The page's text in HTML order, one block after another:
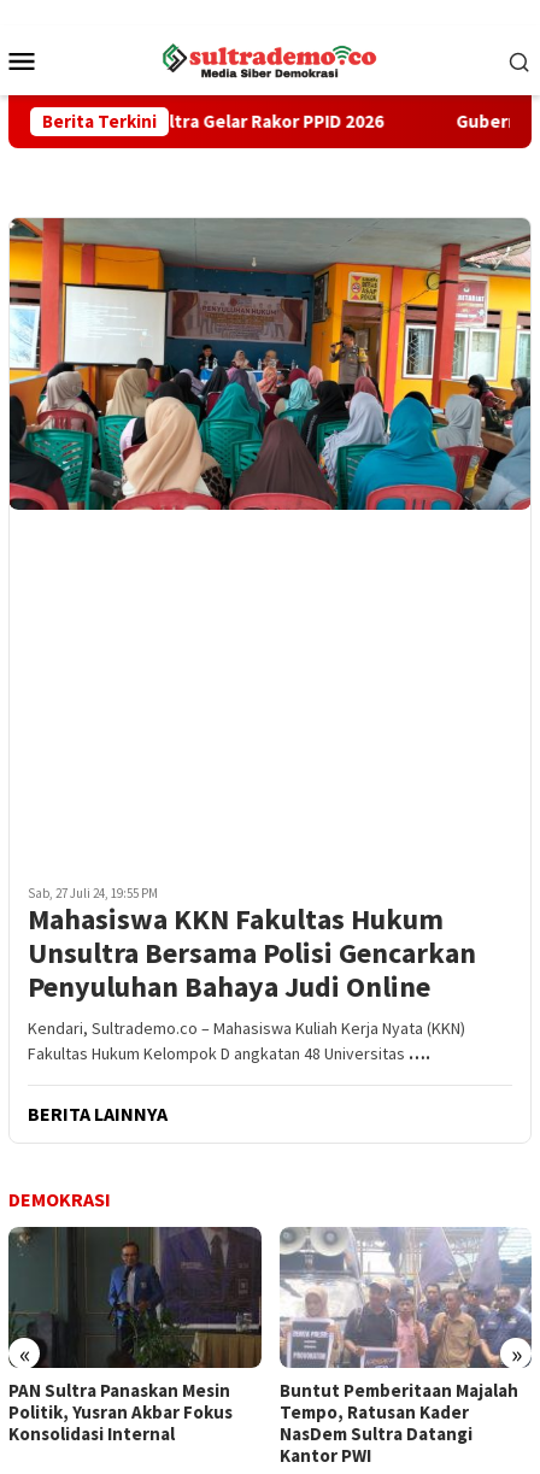
konten
Mobile
Berita Terkini
Sultra Gelar Rakor PPID 2026 Gubernur ASR Buka
Sab, 27 Juli 24, 19:55 PM
Mahasiswa KKN Fakultas Hukum
Unsultra Bersama Polisi Gencarkan
Penyuluhan Bahaya Judi Online
Kendari, Sultrademo.co – Mahasiswa Kuliah Kerja Nyata (KKN)
Fakultas Hukum Kelompok D angkatan 48 Universitas ….
BERITA LAINNYA
DEMOKRASI
« »
PAN Sultra Panaskan Mesin
Politik, Yusran Akbar Fokus
Konsolidasi Internal
Buntut Pemberitaan Majalah
Tempo, Ratusan Kader
NasDem Sultra Datangi
Kantor PWI